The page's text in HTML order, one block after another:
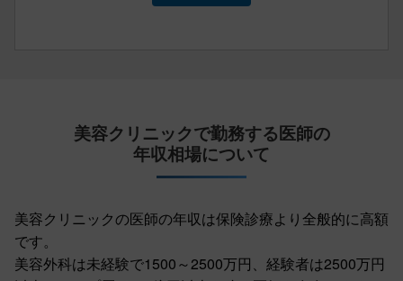
美容クリニックで勤務する医師の
年収相場について
美容クリニックの医師の年収は保険診療より全般的に高額
です。
美容外科は未経験で1500～2500万円、経験者は2500万円